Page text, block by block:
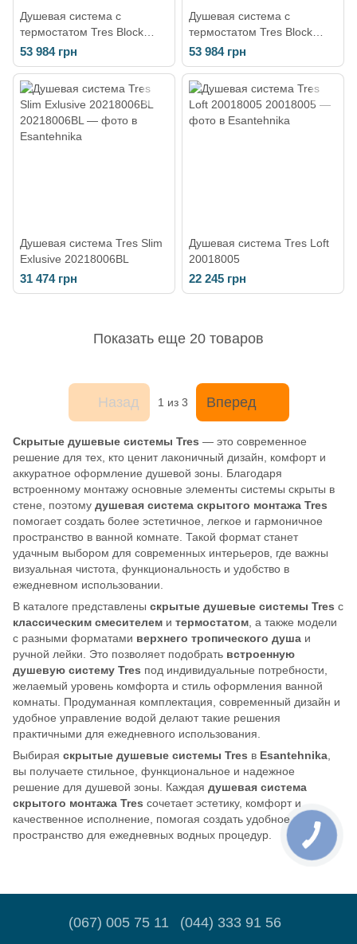
Душевая система с
термостатом Tres Block
System colors белый/хром
20725202BL
53 984 грн
Душевая система с
термостатом Tres Block
System colors сталь
20725202AC
53 984 грн
Душевая система Tres Slim
Exlusive 20218006BL
31 474 грн
Душевая система Tres Loft
20018005
22 245 грн
Показать еще 20 товаров
Назад 1 из 3 Вперед
Скрытые душевые системы Tres — это современное
решение для тех, кто ценит лаконичный дизайн, комфорт и
аккуратное оформление душевой зоны. Благодаря
встроенному монтажу основные элементы системы скрыты в
стене, поэтому душевая система скрытого монтажа Tres
помогает создать более эстетичное, легкое и гармоничное
пространство в ванной комнате. Такой формат станет
удачным выбором для современных интерьеров, где важны
визуальная чистота, функциональность и удобство в
ежедневном использовании.
В каталоге представлены скрытые душевые системы Tres с
классическим смесителем и термостатом , а также модели
с разными форматами верхнего тропического душа и
ручной лейки. Это позволяет подобрать встроенную
душевую систему Tres под индивидуальные потребности,
желаемый уровень комфорта и стиль оформления ванной
комнаты. Продуманная комплектация, современный дизайн и
удобное управление водой делают такие решения
практичными для ежедневного использования.
Выбирая скрытые душевые системы Tres в Esantehnika
вы получаете стильное, функциональное и надежное
решение для душевой зоны. Каждая душевая система
скрытого монтажа Tres сочетает эстетику, комфорт и
качественное исполнение, помогая создать удобное
пространство для ежедневных водных процедур.
(067) 005 75 11 (044) 333 91 56